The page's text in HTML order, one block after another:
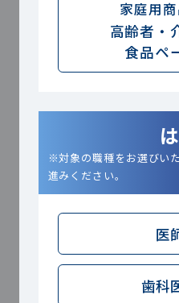
ネルギー不足を意
2025年版の食事摂
表に基づいている
となる数値は引き
したエネルギー量
家庭用
高齢者・
食品ペ
※対象の職種をお選びい
進みください。
医
歯科